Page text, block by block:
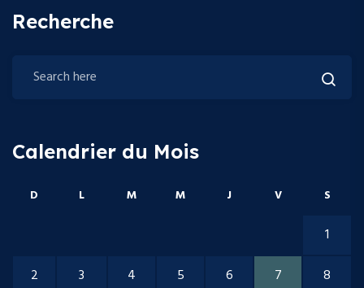
Recherche
Calendrier du Mois
D L M M J V S
1
2
3 4 5 6 7
8